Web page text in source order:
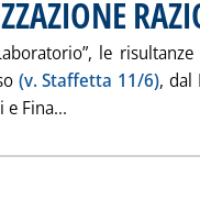
le
(v. Staffetta 11/6), dal
e Fina...